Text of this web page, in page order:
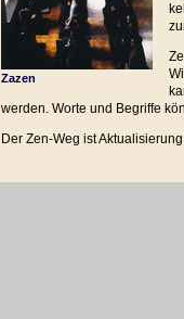
Zazen
werden. Worte und Begriffe
Der Zen-Weg ist